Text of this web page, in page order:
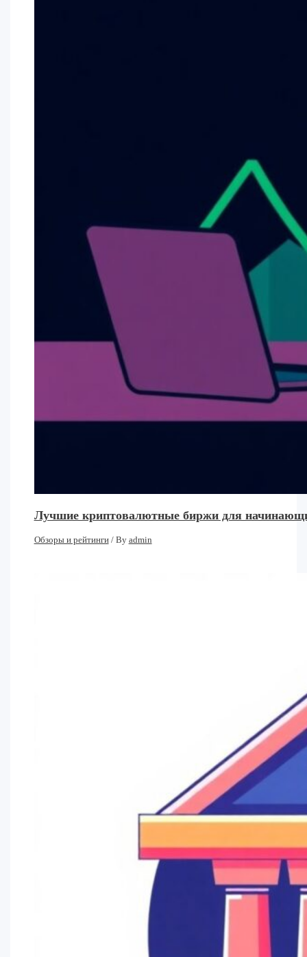
Лучшие криптовалютные биржи для
Обзоры и рейтинги/ By admin